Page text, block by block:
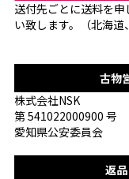
送付先ごとに送料を
い致します。（北海道
古物
株式会社NSK
第 541022000900 号
愛知県公安委員会
返